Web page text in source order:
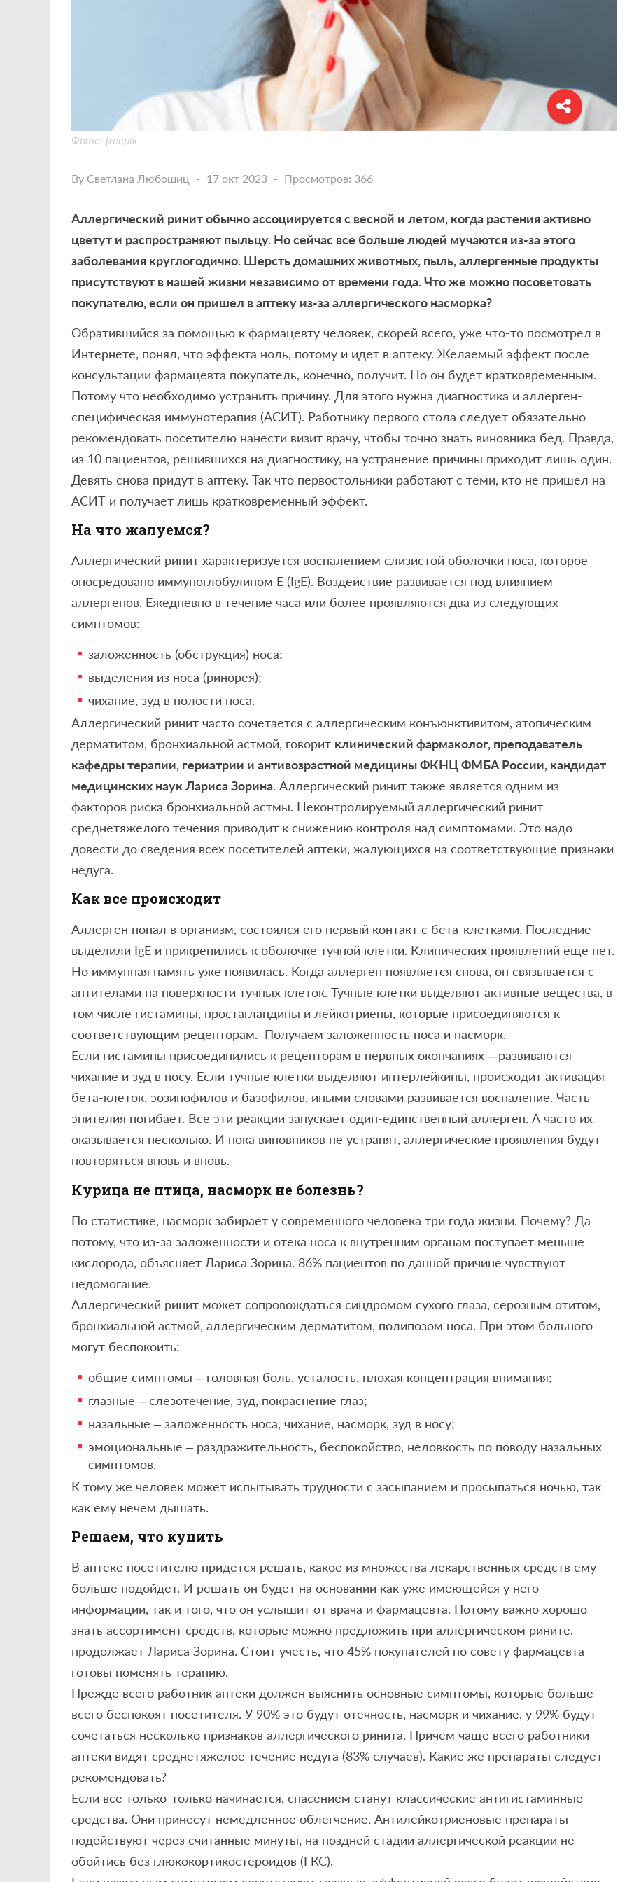
Фото: freepik
By Светлана Любошиц 17 окт 2023 Просмотров: 366
Аллергический ринит обычно ассоциируется с весной и летом, когда растения активно
цветут и распространяют пыльцу. Но сейчас все больше людей мучаются из-за этого
заболевания круглогодично. Шерсть домашних животных, пыль, аллергенные продукты
присутствуют в нашей жизни независимо от времени года. Что же можно посоветовать
покупателю, если он пришел в аптеку из-за аллергического насморка?
Обратившийся за помощью к фармацевту человек, скорей всего, уже что-то посмотрел в
Интернете, понял, что эффекта ноль, потому и идет в аптеку. Желаемый эффект после
консультации фармацевта покупатель, конечно, получит. Но он будет кратковременным.
Потому что необходимо устранить причину. Для этого нужна диагностика и аллерген-
специфическая иммунотерапия (АСИТ). Работнику первого стола следует обязательно
рекомендовать посетителю нанести визит врачу, чтобы точно знать виновника бед. Правда,
из 10 пациентов, решившихся на диагностику, на устранение причины приходит лишь один.
Девять снова придут в аптеку. Так что первостольники работают с теми, кто не пришел на
АСИТ и получает лишь кратковременный эффект.
На что жалуемся?
Аллергический ринит характеризуется воспалением слизистой оболочки носа, которое
опосредовано иммуноглобулином Е (IgE). Воздействие развивается под влиянием
аллергенов. Ежедневно в течение часа или более проявляются два из следующих
симптомов:
заложенность (обструкция) носа;
выделения из носа (ринорея);
чихание, зуд в полости носа.
Аллергический ринит часто сочетается с аллергическим конъюнктивитом, атопическим
дерматитом, бронхиальной астмой, говорит клинический фармаколог, преподаватель
кафедры терапии, гериатрии и антивозрастной медицины ФКНЦ ФМБА России, кандидат
медицинских наук Лариса Зорина. Аллергический ринит также является одним из
факторов риска бронхиальной астмы. Неконтролируемый аллергический ринит
среднетяжелого течения приводит к снижению контроля над симптомами. Это надо
довести до сведения всех посетителей аптеки, жалующихся на соответствующие признаки
недуга.
Как все происходит
Аллерген попал в организм, состоялся его первый контакт с бета-клетками. Последние
выделили IgE и прикрепились к оболочке тучной клетки. Клинических проявлений еще нет.
Но иммунная память уже появилась. Когда аллерген появляется снова, он связывается с
антителами на поверхности тучных клеток. Тучные клетки выделяют активные вещества, в
том числе гистамины, простагландины и лейкотриены, которые присоединяются к
соответствующим рецепторам. Получаем заложенность носа и насморк.
Если гистамины присоединились к рецепторам в нервных окончаниях – развиваются
чихание и зуд в носу. Если тучные клетки выделяют интерлейкины, происходит активация
бета-клеток, эозинофилов и базофилов, иными словами развивается воспаление. Часть
эпителия погибает. Все эти реакции запускает один-единственный аллерген. А часто их
оказывается несколько. И пока виновников не устранят, аллергические проявления будут
повторяться вновь и вновь.
Курица не птица, насморк не болезнь?
По статистике, насморк забирает у современного человека три года жизни. Почему? Да
потому, что из-за заложенности и отека носа к внутренним органам поступает меньше
кислорода, объясняет Лариса Зорина. 86% пациентов по данной причине чувствуют
недомогание.
Аллергический ринит может сопровождаться синдромом сухого глаза, серозным отитом,
бронхиальной астмой, аллергическим дерматитом, полипозом носа. При этом больного
могут беспокоить:
общие симптомы – головная боль, усталость, плохая концентрация внимания;
глазные – слезотечение, зуд, покраснение глаз;
назальные – заложенность носа, чихание, насморк, зуд в носу;
эмоциональные – раздражительность, беспокойство, неловкость по поводу назальных
симптомов.
К тому же человек может испытывать трудности с засыпанием и просыпаться ночью, так
как ему нечем дышать.
Решаем, что купить
В аптеке посетителю придется решать, какое из множества лекарственных средств ему
больше подойдет. И решать он будет на основании как уже имеющейся у него
информации, так и того, что он услышит от врача и фармацевта. Потому важно хорошо
знать ассортимент средств, которые можно предложить при аллергическом рините,
продолжает Лариса Зорина. Стоит учесть, что 45% покупателей по совету фармацевта
готовы поменять терапию.
Прежде всего работник аптеки должен выяснить основные симптомы, которые больше
всего беспокоят посетителя. У 90% это будут отечность, насморк и чихание, у 99% будут
сочетаться несколько признаков аллергического ринита. Причем чаще всего работники
аптеки видят среднетяжелое течение недуга (83% случаев). Какие же препараты следует
рекомендовать?
Если все только-только начинается, спасением станут классические антигистаминные
средства. Они принесут немедленное облегчение. Антилейкотриеновые препараты
подействуют через считанные минуты, на поздней стадии аллергической реакции не
обойтись без глюкокортикостероидов (ГКС).